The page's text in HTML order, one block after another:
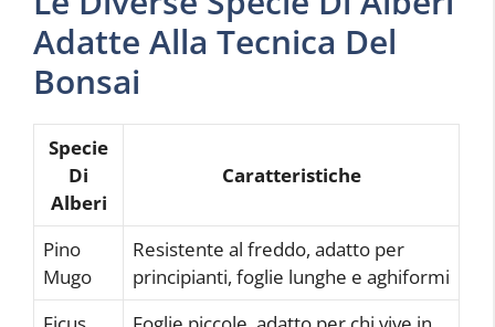
Adatte Alla Tecnica Del
Bonsai
Specie
Di
Alberi
Caratteristiche
Pino
Mugo
Resistente al freddo, adatto per
principianti, foglie lunghe e aghiformi